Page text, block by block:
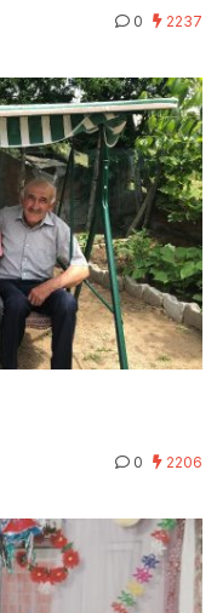
0 2237
0 2206